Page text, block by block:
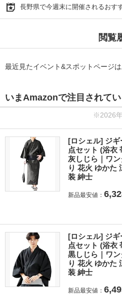
長野県で今週末に開催されるおす
閲覧
最近見たイベント&スポットページは
いまAmazonで注目されて
※2026
[ロシェル] ジギ
点セット (浴衣
灰しじら｜ワ
り 花火 ゆかた
装 紳士
新品最安値：
[ロシェル] ジギ
点セット (浴衣
黒しじら｜ワ
り 花火 ゆかた
装 紳士
新品最安値：